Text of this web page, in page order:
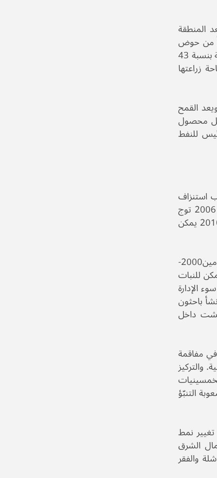
المنطقة
جزءاً كبيراً من حوض
الفرات وسهول حلب وحوض دجلة وكامل مساحة حوض الخابور في سورية. وتُقدرُ المساحة القابلة للزراعة في المنطقة بنسبة 43
زراعتها
القمح
2007 بإنتاج 55 بالمئة من مجمل محصول
للنفط
نحو الفقر، بسبب استنزاف
احتياطات المياه الجوفية، وسلسلة من المشروعات الزراعية التنموية سيئة التخطيط، والجفاف الذي ضرب في عام 2006 توج
ذلك الانحدار. فقد سلّط الضوء على الأزمة الإنسانية المتمثلة بارتفاع معدّلات الفقر. فالأزمة التي تلت جفاف 2006-2010 يمكن
وفقاً لعالمة البيئة جيانلوكا سيرا، التي عملت على عدة مشروعات تعنى بالحفاظ البيئي في السهول السورية بين العامين2000-
للنبات
الإدارة
الجفاف ولا تغيّر المناخ. وبين العامين 2000-2010 أيضاً أنشأ باحثون
داخل
مفاقمة
والتركيز
التنبّؤ
نمط
الطبيعية. بدلاً من قراءة الجفاف في 2006-2010 في شمال الشرق
والفقر